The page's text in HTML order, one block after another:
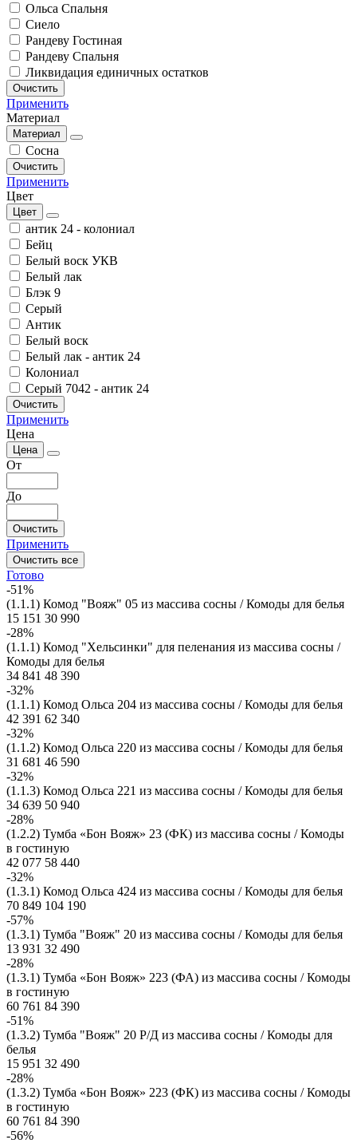
Ольса Спальня
Сиело
Рандеву Гостиная
Рандеву Спальня
Ликвидация единичных остатков
Очистить
Применить
Материал
Материал
Сосна
Очистить
Применить
Цвет
Цвет
антик 24 - колониал
Бейц
Белый воск УКВ
Белый лак
Блэк 9
Серый
Антик
Белый воск
Белый лак - антик 24
Колониал
Серый 7042 - антик 24
Очистить
Применить
Цена
Цена
От
До
Очистить
Применить
Очистить все
Готово
-51%
(1.1.1) Комод "Вояж" 05 из массива сосны / Комоды для белья
15 151 30 990
-28%
(1.1.1) Комод "Хельсинки" для пеленания из массива сосны /
Комоды для белья
34 841 48 390
-32%
(1.1.1) Комод Ольса 204 из массива сосны / Комоды для белья
42 391 62 340
-32%
(1.1.2) Комод Ольса 220 из массива сосны / Комоды для белья
31 681 46 590
-32%
(1.1.3) Комод Ольса 221 из массива сосны / Комоды для белья
34 639 50 940
-28%
(1.2.2) Тумба «Бон Вояж» 23 (ФК) из массива сосны / Комоды
в гостиную
42 077 58 440
-32%
(1.3.1) Комод Ольса 424 из массива сосны / Комоды для белья
70 849 104 190
-57%
(1.3.1) Тумба "Вояж" 20 из массива сосны / Комоды для белья
13 931 32 490
-28%
(1.3.1) Тумба «Бон Вояж» 223 (ФА) из массива сосны / Комоды
в гостиную
60 761 84 390
-51%
(1.3.2) Тумба "Вояж" 20 Р/Д из массива сосны / Комоды для
белья
15 951 32 490
-28%
(1.3.2) Тумба «Бон Вояж» 223 (ФК) из массива сосны / Комоды
в гостиную
60 761 84 390
-56%